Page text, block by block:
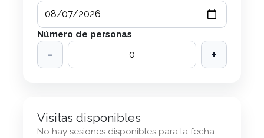
Número de personas
- +
Visitas disponibles
No hay sesiones disponibles para la fecha